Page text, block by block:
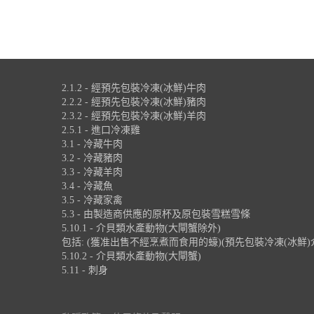
2.1.2 - 經預先包裝冷凍(冰鮮)牛肉
2.2.2 - 經預先包裝冷凍(冰鮮)豬肉
2.3.2 - 經預先包裝冷凍(冰鮮)羊肉
2.5.1 - 進口冷凍雞
3.1 - 冷藏牛肉
3.2 - 冷藏豬肉
3.3 - 冷藏羊肉
3.4 - 冷藏魚
3.5 - 冷藏家禽
5.3 - 由製造商供應的原杯及原包裝雪糕雪條
5.10.1 - 介貝類水產動物(大閘蟹除外)
包括: (獲准出售不經烹煮而食用的蠔)(預先包裝冷凍(冰鮮)
5.10.2 - 介貝類水產動物(大閘蟹)
5.11 - 刺身